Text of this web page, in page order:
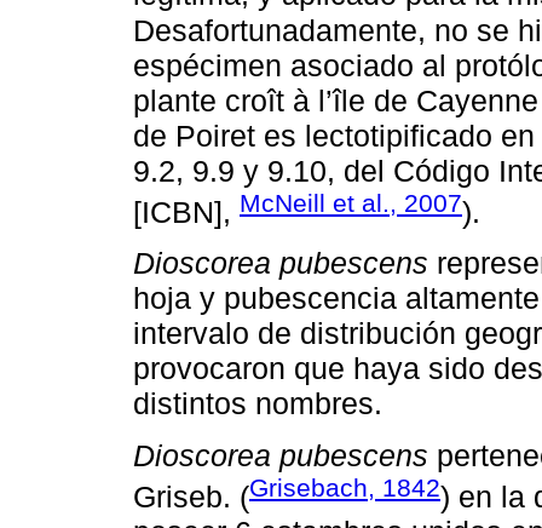
Desafortunadamente, no se
espécimen asociado al
plante croît à l’île de
de Poiret es lectotipificado
9.2, 9.9 y 9.10, del Código
[ICBN], McNeill et al., 2007).
Dioscorea pubescens
hoja y pubescencia
intervalo de distribución
provocaron que haya sido
distintos nombres.
Dioscorea pubescens
Griseb. (Grisebach, 1842) en la